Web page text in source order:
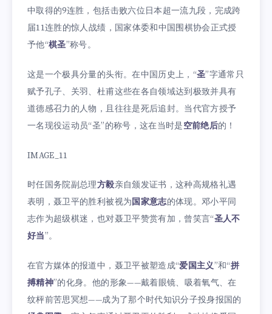
中取得的9连胜，包括击败六位日本超一流九段，完成跨
届11连胜的惊人战绩，国家体委和中国围棋协会正式授
予他“棋圣”称号。
这是一个极具分量的头衔。在中国历史上，“圣”字通常只
赋予孔子、关羽、杜甫这些在各自领域达到极致并具有
道德感召力的人物，且往往是死后追封。当代官方授予
一名现役运动员“圣”的称号，这在当时是空前绝后的！
IMAGE_11
时任国务院副总理方毅亲自颁发证书，这种高规格礼遇
表明，聂卫平的胜利被视为国家意志的体现。邓小平同
志作为超级棋迷，也对聂卫平赞赏有加，曾笑言“圣人不
好当”。
在官方媒体的报道中，聂卫平被塑造成“爱国主义”和“拼
搏精神”的化身。他的形象——戴着眼镜、吸着氧气、在
纹枰前苦思冥想——成为了那个时代知识分子投身报国的